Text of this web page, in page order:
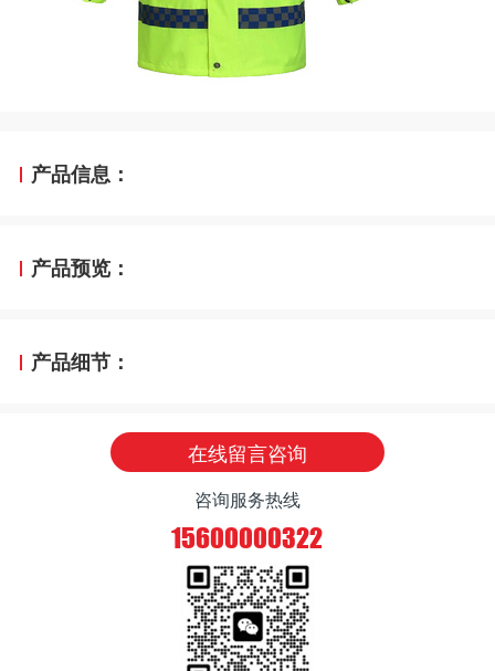
产品信息：
产品预览：
产品细节：
在线留言咨询
咨询服务热线
15600000322